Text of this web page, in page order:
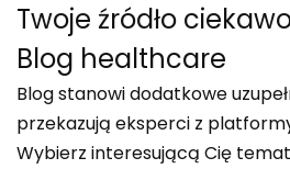
Twoje źródło
Blog healthcare
Blog stanowi dodatkowe
przekazują eksperci z
Wybierz interesującą Cię